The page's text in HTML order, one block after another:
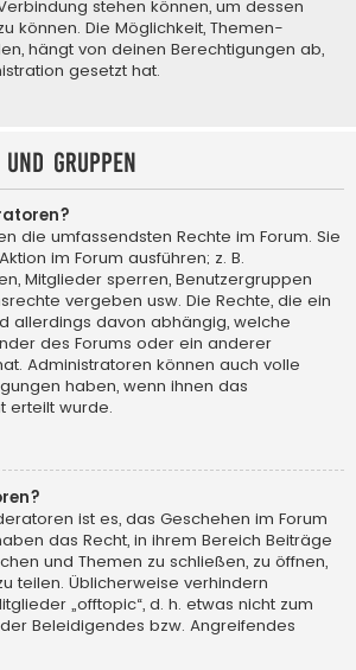
stehen können, um dessen
können. Die Möglichkeit, Themen-
hängt von deinen Berechtigungen ab,
gesetzt hat.
Gruppen
die umfassendsten Rechte im Forum. Sie
im Forum ausführen; z. B.
Mitglieder sperren, Benutzergruppen
vergeben usw. Die Rechte, die ein
allerdings davon abhängig, welche
des Forums oder ein anderer
Administratoren können auch volle
haben, wenn ihnen das
erteilt wurde.
ist es, das Geschehen im Forum
das Recht, in ihrem Bereich Beiträge
und Themen zu schließen, zu öffnen,
teilen. Üblicherweise verhindern
„offtopic“, d. h. etwas nicht zum
Beleidigendes bzw. Angreifendes